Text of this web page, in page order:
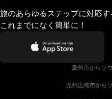
旅のあらゆるステップに対応
これまでになく簡単に！
慶州市からソ
光州広域市から